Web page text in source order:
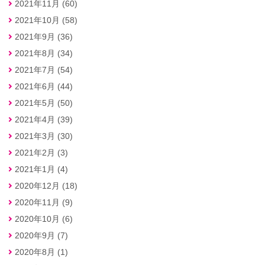
2021年11月 (60)
2021年10月 (58)
2021年9月 (36)
2021年8月 (34)
2021年7月 (54)
2021年6月 (44)
2021年5月 (50)
2021年4月 (39)
2021年3月 (30)
2021年2月 (3)
2021年1月 (4)
2020年12月 (18)
2020年11月 (9)
2020年10月 (6)
2020年9月 (7)
2020年8月 (1)